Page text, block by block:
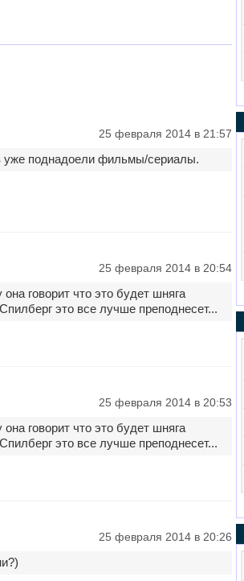
25 февраля 2014 в 21:57
уже поднадоели фильмы/сериалы.
25 февраля 2014 в 20:54
говорит что это будет шняга
это все лучше преподнесет...
25 февраля 2014 в 20:53
говорит что это будет шняга
это все лучше преподнесет...
25 февраля 2014 в 20:26